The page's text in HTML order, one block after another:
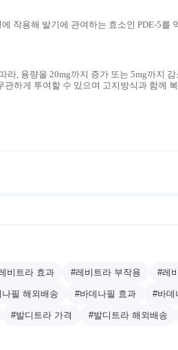
작용해 발기에 관여하는 효소인 PDE-5
, 용량을 20mg까지 증가 또는 5mg까지
하게 투여할 수 있으며 고지방식과 함께
비트라 효과 #레비트라 부작용 #레
나필 해외배송 #바데나필 효과 #바데
#발디트라 가격 #발디트라 해외배송